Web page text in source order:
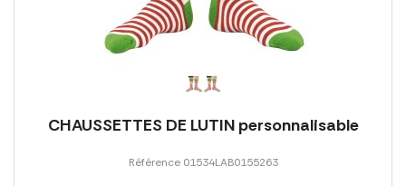
CHAUSSETTES DE LUTIN personnalisable
Référence 01534LAB0155263